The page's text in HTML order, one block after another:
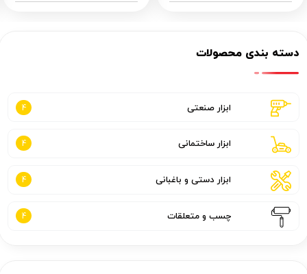
دسته بندی محصولات
ابزار صنعتی 4
ابزار ساختمانی 4
ابزار دستی و باغبانی 4
چسب و متعلقات 4